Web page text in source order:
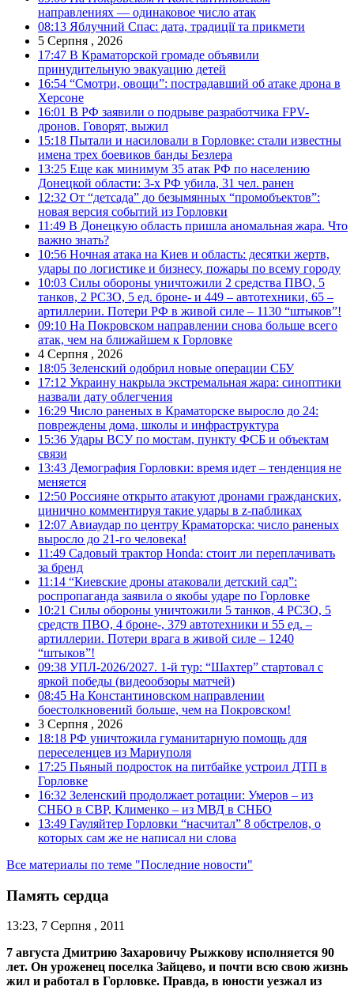
направлениях — одинаковое число атак
08:13 Яблучний Спас: дата, традиції та прикмети
5 Серпня , 2026
17:47 В Краматорской громаде объявили
принудительную эвакуацию детей
16:54 “Смотри, овощи”: пострадавший об атаке дрона в
Херсоне
16:01 В РФ заявили о подрыве разработчика FPV-
дронов. Говорят, выжил
15:18 Пытали и насиловали в Горловке: стали известны
имена трех боевиков банды Безлера
13:25 Еще как минимум 35 атак РФ по населению
Донецкой области: 3-х РФ убила, 31 чел. ранен
12:32 От “детсада” до безымянных “промобъектов”:
новая версия событий из Горловки
11:49 В Донецкую область пришла аномальная жара. Что
важно знать?
10:56 Ночная атака на Киев и область: десятки жертв,
удары по логистике и бизнесу, пожары по всему городу
10:03 Силы обороны уничтожили 2 средства ПВО, 5
танков, 2 РСЗО, 5 ед. броне- и 449 – автотехники, 65 –
артиллерии. Потери РФ в живой силе – 1130 “штыков”!
09:10 На Покровском направлении снова больше всего
атак, чем на ближайшем к Горловке
4 Серпня , 2026
18:05 Зеленский одобрил новые операции СБУ
17:12 Украину накрыла экстремальная жара: синоптики
назвали дату облегчения
16:29 Число раненых в Краматорске выросло до 24:
повреждены дома, школы и инфраструктура
15:36 Удары ВСУ по мостам, пункту ФСБ и объектам
связи
13:43 Демография Горловки: время идет – тенденция не
меняется
12:50 Россияне открыто атакуют дронами гражданских,
цинично комментируя такие удары в z-пабликах
12:07 Авиаудар по центру Краматорска: число раненых
выросло до 21-го человека!
11:49 Садовый трактор Honda: стоит ли переплачивать
за бренд
11:14 “Киевские дроны атаковали детский сад”:
роспропаганда заявила о якобы ударе по Горловке
10:21 Силы обороны уничтожили 5 танков, 4 РСЗО, 5
средств ПВО, 4 броне-, 379 автотехники и 55 ед. –
артиллерии. Потери врага в живой силе – 1240
“штыков”!
09:38 УПЛ-2026/2027. 1-й тур: “Шахтер” стартовал с
яркой победы (видеообзоры матчей)
08:45 На Константиновском направлении
боестолкновений больше, чем на Покровском!
3 Серпня , 2026
18:18 РФ уничтожила гуманитарную помощь для
переселенцев из Мариуполя
17:25 Пьяный подросток на питбайке устроил ДТП в
Горловке
16:32 Зеленский продолжает ротации: Умеров – из
СНБО в СВР, Клименко – из МВД в СНБО
13:49 Гауляйтер Горловки “насчитал” 8 обстрелов, о
которых сам же не написал ни слова
Все материалы по теме "Последние новости"
Память сердца
13:23, 7 Серпня , 2011
7 августа Дмитрию Захаровичу Рыжкову исполняется 90
лет. Он уроженец поселка Зайцево, и почти всю свою жизнь
жил и работал в Горловке. Правда, в юности уезжал из